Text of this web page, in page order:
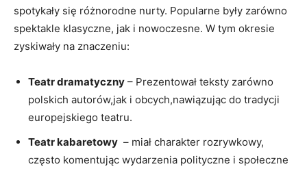
spotykały ⁤się różnorodne nurty. ⁤Popularne były zarówno
spektakle klasyczne, jak ⁣i nowoczesne. W ⁢tym okresie
zyskiwały na znaczeniu:
Teatr dramatyczny – Prezentował teksty⁢ zarówno
polskich​ autorów,jak⁢ i obcych,nawiązując do tradycji‍
europejskiego ‍teatru.
Teatr ⁤kabaretowy ‌ – miał charakter rozrywkowy,
często komentując wydarzenia polityczne i społeczne